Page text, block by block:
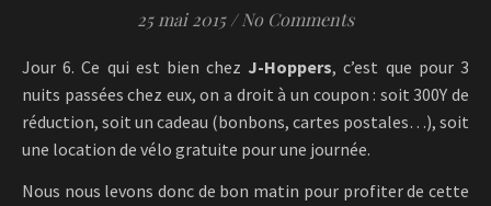
25 mai 2015 / No Comments
Jour 6. Ce qui est bien chez J-Hoppers, c’est que pour 3
nuits passées chez eux, on a droit à un coupon : soit 300Y de
réduction, soit un cadeau (bonbons, cartes postales…), soit
une location de vélo gratuite pour une journée.
Nous nous levons donc de bon matin pour profiter de cette